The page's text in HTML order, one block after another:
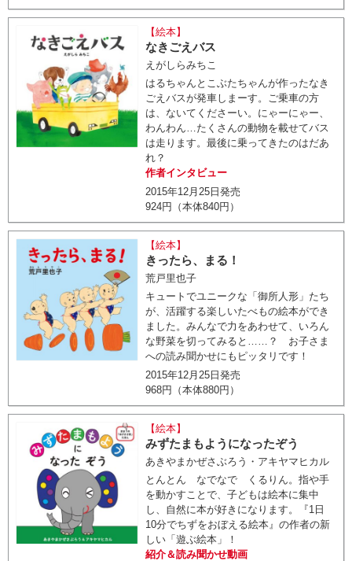
【絵本】
なきごえバス
えがしらみちこ
はるちゃんとこぶたちゃんが作ったなき
ごえバスが発車しまーす。ご乗車の方
は、ないてくださーい。にゃーにゃー、
わんわん…たくさんの動物を載せてバス
は走ります。最後に乗ってきたのはだあ
れ？
作者インタビュー
2015年12月25日発売
924円（本体840円）
【絵本】
きったら、まる！
荒戸里也子
キュートでユニークな「御所人形」たち
が、活躍する楽しいたべもの絵本ができ
ました。みんなで力をあわせて、いろん
な野菜を切ってみると……？ お子さま
への読み聞かせにもピッタリです！
2015年12月25日発売
968円（本体880円）
【絵本】
みずたまもようになったぞう
あきやまかぜさぶろう・アキヤマヒカル
とんとん なでなで くるりん。指や手
を動かすことで、子どもは絵本に集中
し、自然に本が好きになります。『1日
10分でちずをおぼえる絵本』の作者の新
しい「遊ぶ絵本」！
紹介＆読み聞かせ動画